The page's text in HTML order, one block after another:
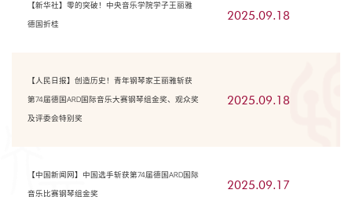
【新华社】零的突破！中央音乐学院学子王丽雅
德国折桂
2025.09.18
【人民日报】创造历史！青年钢琴家王丽雅斩获
第74届德国ARD国际音乐大赛钢琴组金奖、观众奖
及评委会特别奖
2025.09.18
【中国新闻网】中国选手斩获第74届德国ARD国际
音乐比赛钢琴组金奖
2025.09.17